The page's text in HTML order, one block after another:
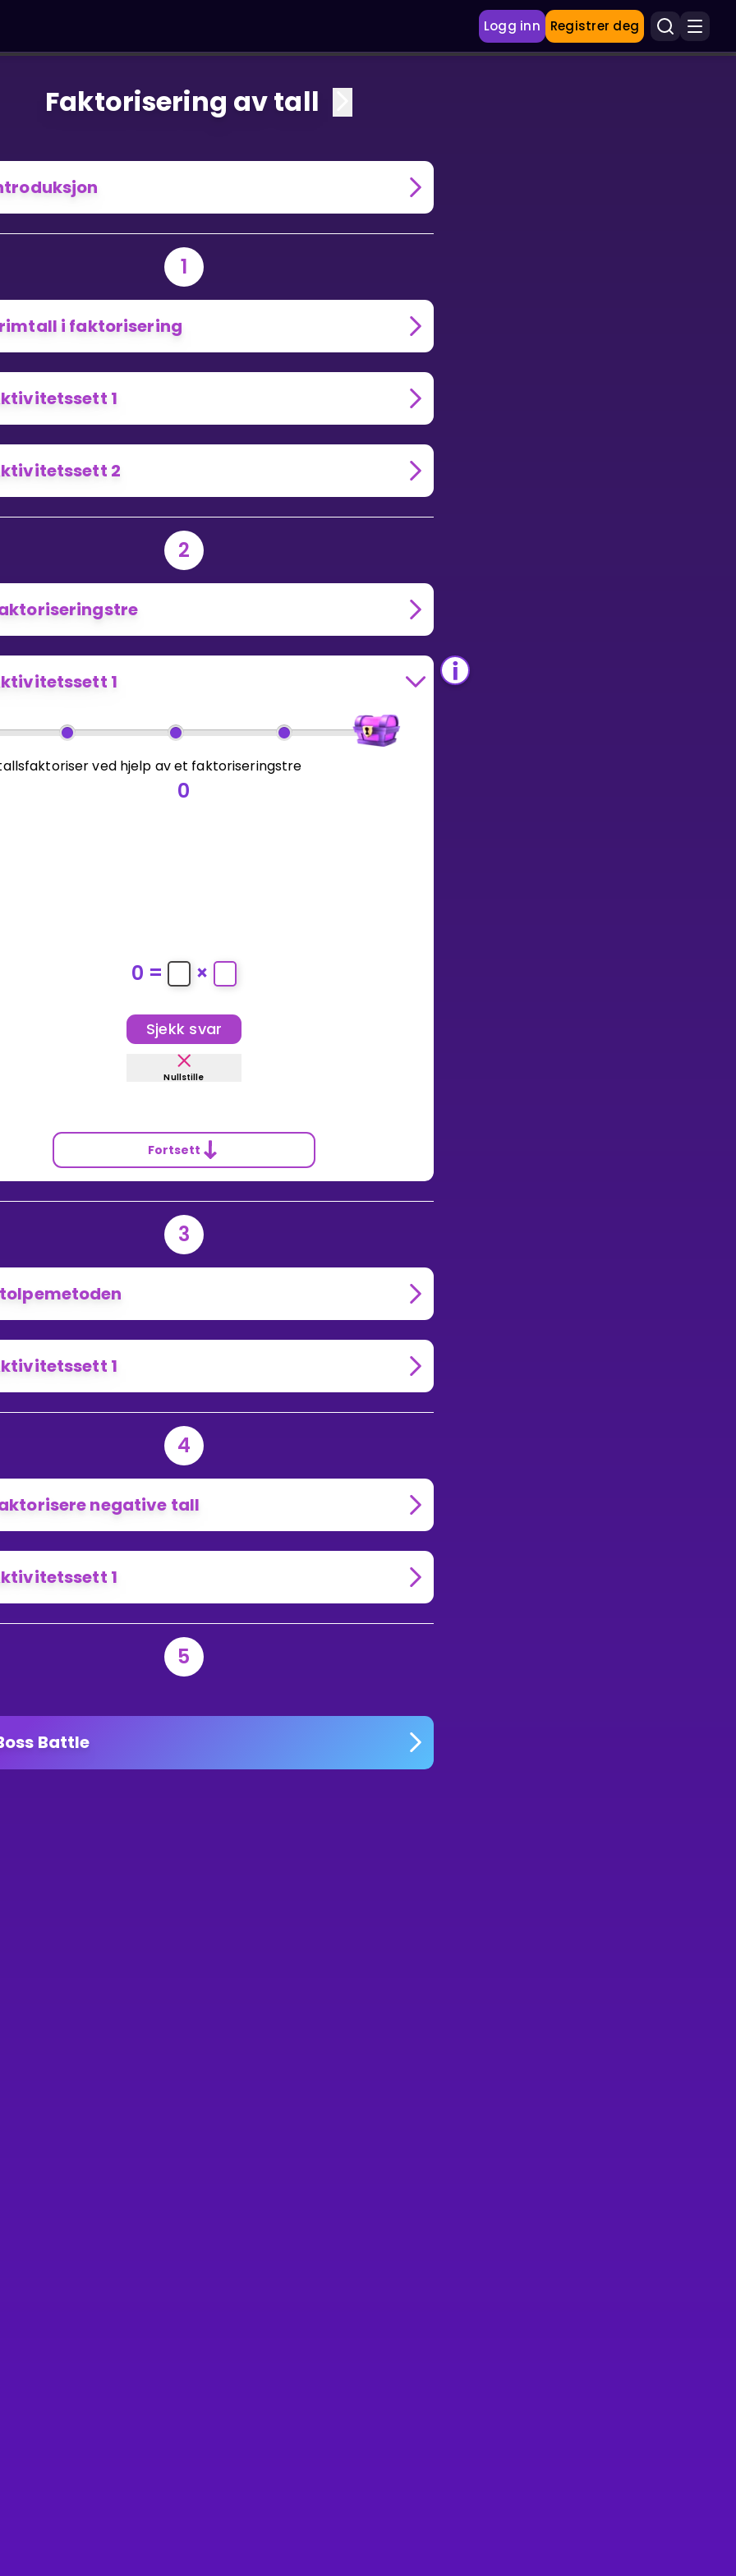
Logg inn Registrer deg
Bestill privatundervisning
Faktorisering av tall
1
i faktorisering
1
2
2
1
ved hjelp av et faktoriseringstre
0
0 = ×
Sjekk svar
Nullstille
Fortsett
3
1
4
negative tall
1
5
Battle